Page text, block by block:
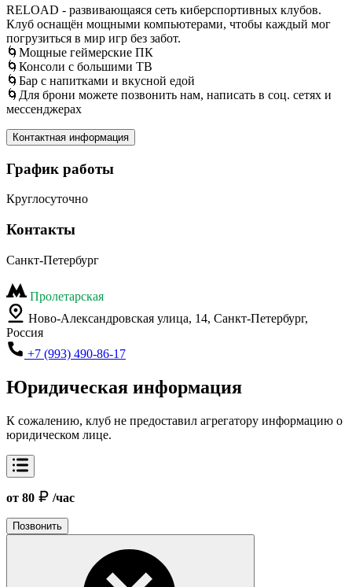
RELOAD - развивающаяся сеть киберспортивных клубов.
Клуб оснащён мощными компьютерами, чтобы каждый мог
погрузиться в мир игр без забот.
🌀Мощные геймерские ПК
🌀Консоли с большими ТВ
🌀Бар с напитками и вкусной едой
🌀Для брони можете позвонить нам, написать в соц. сетях и
мессенджерах
Контактная информация
График работы
Круглосуточно
Контакты
Санкт-Петербург
Пролетарская
Ново-Александровская улица, 14, Санкт-Петербург,
Россия
+7 (993) 490-86-17
Юридическая информация
К сожалению, клуб не предоставил агрегатору информацию о
юридическом лице.
от 80 /час
Позвонить